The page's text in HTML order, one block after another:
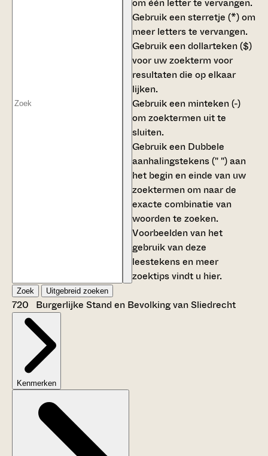
Gebruik eensterretje (*)om
meer letters te vervangen.
Gebruik eendollarteken ($)
voor uw zoekterm voor
resultaten die op elkaar
lijken.
Gebruik een minteken (-)
om zoektermen uit te
sluiten.
Gebruik een Dubbele
aanhalingstekens (" ")aan
het begin en einde van uw
zoektermen om naar de
exacte combinatie van
woorden te zoeken.
Voorbeelden van het
gebruik van deze
leestekens en meer
zoektips vindt u hier.
Zoek Uitgebreid zoeken
720 Burgerlijke Stand en Bevolking van Sliedrecht
Kenmerken